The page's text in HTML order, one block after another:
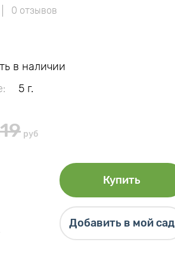
0 отзывов
в наличии
5 г.
руб
Купить
Добавить в мой сад